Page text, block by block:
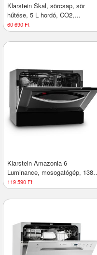
Klarstein Skal, sörcsap, sör
hűtése, 5 L hordó, CO2,
rozsdamentes acél
60 690 Ft
Klarstein Amazonia 6
Luminance, mosogatógép, 1380
W, 6 teríték, F
energiahatékonysági osztály
119 590 Ft